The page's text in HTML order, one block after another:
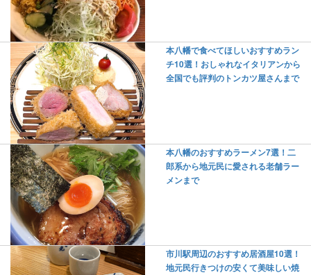
本八幡で食べてほしいおすすめラン
チ10選！おしゃれなイタリアンから
全国でも評判のトンカツ屋さんまで
本八幡のおすすめラーメン7選！二
郎系から地元民に愛される老舗ラー
メンまで
市川駅周辺のおすすめ居酒屋10選！
地元民行きつけの安くて美味しい焼